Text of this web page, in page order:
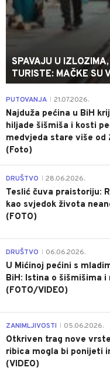
SPAVAJU U
TURISTE: MAČKE SU
PUTOVANJA 21.07.2026.
Najduža pećina u BiH
hiljade šišmiša i kosti
medvjeda stare više od
(Foto)
DRUŠTVO 28.06.2026.
Teslić čuva praistoriju:
kao svjedok života
(FOTO)
DRUŠTVO 06.06.2026.
U Mićinoj pećini s
BiH: Istina o šišmišima i
(FOTO/VIDEO)
ZANIMLJIVOSTI 05.06.2026.
Otkriven trag nove
ribica mogla bi ponijeti
(VIDEO)